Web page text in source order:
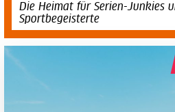
Die Heimat für Serien-Junkies
Sportbegeisterte